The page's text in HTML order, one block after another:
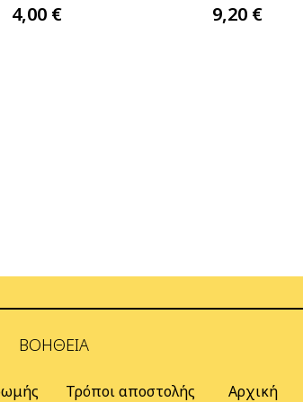
4,00 € 9,20 €
ΒΟΉΘΕΙΑ
Τρόποι αποστολής Αρχική